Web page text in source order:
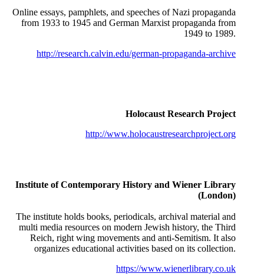
Online essays, pamphlets, and speeches of Nazi propaganda
from 1933 to 1945 and German Marxist propaganda from
1949 to 1989.
http://research.calvin.edu/german-propaganda-archive
Holocaust Research Project
http://www.holocaustresearchproject.org
Institute of Contemporary History and Wiener Library
(London)
The institute holds books, periodicals, archival material and
multi media resources on modern Jewish history, the Third
Reich, right wing movements and anti-Semitism. It also
organizes educational activities based on its collection.
https://www.wienerlibrary.co.uk